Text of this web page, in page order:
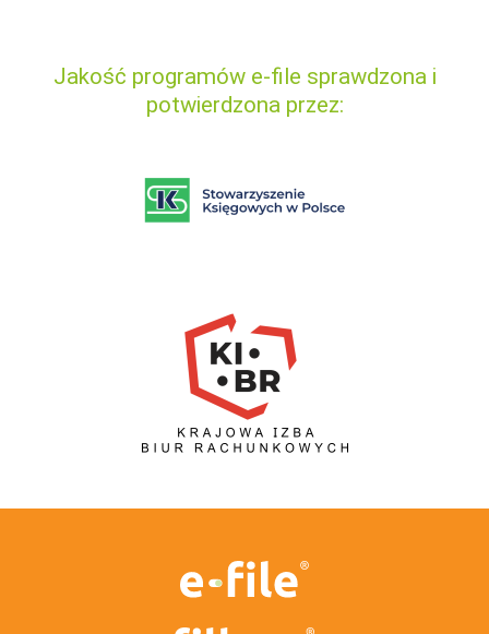
Jakość programów e-file sprawdzona i
potwierdzona przez: